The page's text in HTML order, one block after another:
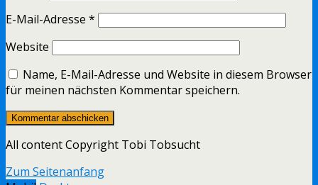
E-Mail-Adresse *
Website
Name, E-Mail-Adresse und Website in diesem Browser
für meinen nächsten Kommentar speichern.
All content Copyright Tobi Tobsucht
Zum Seitenanfang